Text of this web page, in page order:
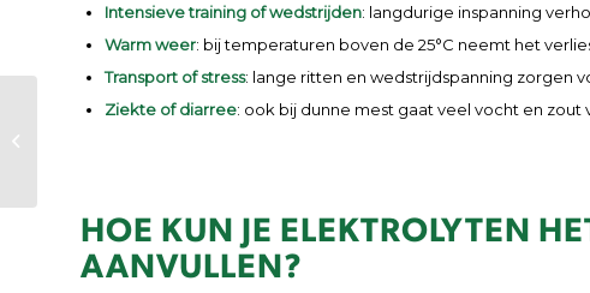
Intensieve training of wedstrijden: langdurige inspanning
Warm weer: bij temperaturen boven de 25°C neemt het
Transport of stress: lange ritten en wedstrijdspanning zorgen
Ziekte of diarree: ook bij dunne mest gaat veel vocht en
HOE KUN JE ELEKTROLYTEN
AANVULLEN?
Health &